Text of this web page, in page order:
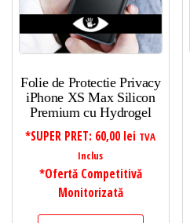
Folie de Protectie Privacy
iPhone XS Max Silicon
Premium cu Hydrogel
*SUPER PRET: 60,00 lei TVA
Inclus
*Ofertă Competitivă
Monitorizată